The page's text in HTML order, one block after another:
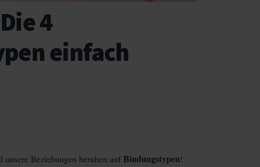
4
einfach
unsere Beziehungen beruhen auf Bindungstypen!